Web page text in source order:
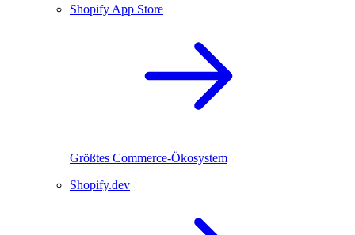
Shopify App Store
Größtes Commerce-Ökosystem
Shopify.dev